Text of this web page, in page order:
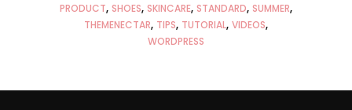
PRODUCT SHOES SKINCARE STANDARD SUMMER
THEMENECTAR TIPS TUTORIAL VIDEOS
WORDPRESS